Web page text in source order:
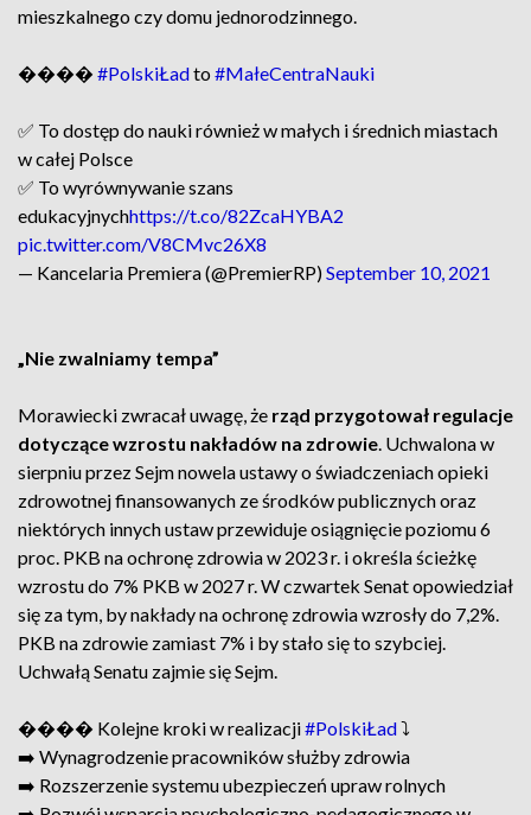
mieszkalnego czy domu jednorodzinnego.
��‍�� #PolskiŁadto #MałeCentraNauki
✅ To dostęp do nauki również w małych i średnich miastach
w całej Polsce
✅ To wyrównywanie szans
edukacyjnychhttps://t.co/82ZcaHYBA2
pic.twitter.com/V8CMvc26X8
— Kancelaria Premiera (@PremierRP)September 10, 2021
„Nie zwalniamy tempa”
Morawiecki zwracał uwagę, że rząd przygotował regulacje
dotyczące wzrostu nakładów na zdrowie. Uchwalona w
sierpniu przez Sejm nowela ustawy o świadczeniach opieki
zdrowotnej finansowanych ze środków publicznych oraz
niektórych innych ustaw przewiduje osiągnięcie poziomu 6
proc. PKB na ochronę zdrowia w 2023 r. i określa ścieżkę
wzrostu do 7% PKB w 2027 r. W czwartek Senat opowiedział
się za tym, by nakłady na ochronę zdrowia wzrosły do 7,2%.
PKB na zdrowie zamiast 7% i by stało się to szybciej.
Uchwałą Senatu zajmie się Sejm.
���� Kolejne kroki w realizacji#PolskiŁad⤵️
➡️ Wynagrodzenie pracowników służby zdrowia
➡️ Rozszerzenie systemu ubezpieczeń upraw rolnych